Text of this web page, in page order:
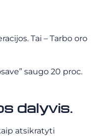
Tai – Tarbo oro
saugo 20 proc.
dalyvis.
atsikratyti